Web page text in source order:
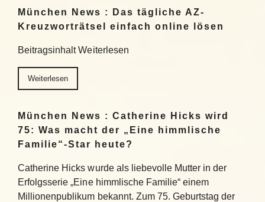
München News : Das tägliche AZ-
Kreuzworträtsel einfach online lösen
Beitragsinhalt Weiterlesen
Weiterlesen
München News : Catherine Hicks wird
75: Was macht der „Eine himmlische
Familie“-Star heute?
Catherine Hicks wurde als liebevolle Mutter in der
Erfolgsserie „Eine himmlische Familie“ einem
Millionenpublikum bekannt. Zum 75. Geburtstag der